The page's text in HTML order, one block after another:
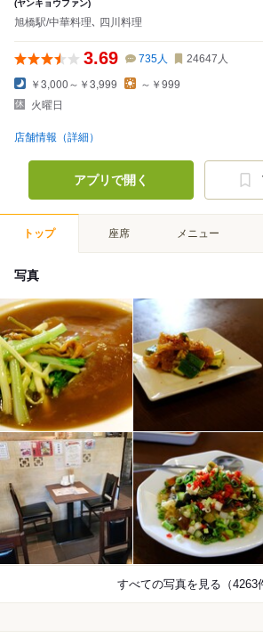
(ヤンキョウファン)
旭橋駅/中華料理､ 四川料理
3.69 735人 24647 人
￥3,000～￥3,999
～￥999
火曜日
店舗情報（詳細）
アプリで開く
トップ 座席 メニュー
写真
すべての写真を見る（4263